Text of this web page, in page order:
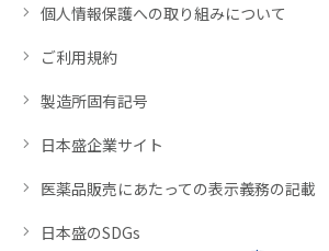
個人情報保護への取り組みについて
ご利用規約
製造所固有記号
日本盛企業サイト
医薬品販売にあたっての表示義務の記載
日本盛のSDGs